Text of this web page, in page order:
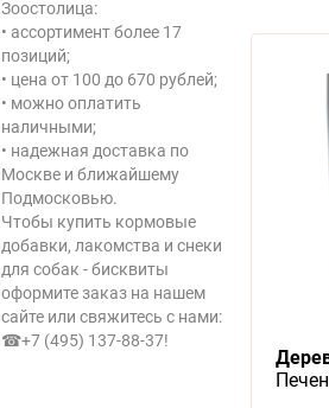
Зоостолица:
• ассортимент более 17
позиций;
• цена от 100 до 670 рублей;
• можно оплатить
наличными;
• надежная доставка по
Москве и ближайшему
Подмосковью.
Чтобы купить кормовые
добавки, лакомства и снеки
для собак - бисквиты
оформите заказ на нашем
сайте или свяжитесь с нами:
☎+7 (495) 137-88-37!